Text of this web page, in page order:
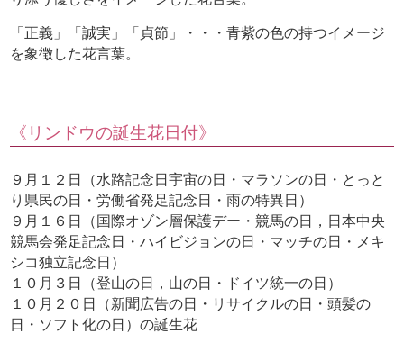
「正義」「誠実」「貞節」・・・青紫の色の持つイメージ
を象徴した花言葉。
《リンドウの誕生花日付》
９月１２日（水路記念日宇宙の日・マラソンの日・とっと
り県民の日・労働省発足記念日・雨の特異日）
９月１６日（国際オゾン層保護デー・競馬の日，日本中央
競馬会発足記念日・ハイビジョンの日・マッチの日・メキ
シコ独立記念日）
１０月３日（登山の日，山の日・ドイツ統一の日）
１０月２０日（新聞広告の日・リサイクルの日・頭髪の
日・ソフト化の日）の誕生花